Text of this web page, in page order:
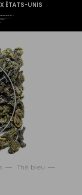
ÉTATS-UNIS
Thé bleu